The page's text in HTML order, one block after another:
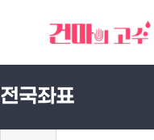
전국좌표